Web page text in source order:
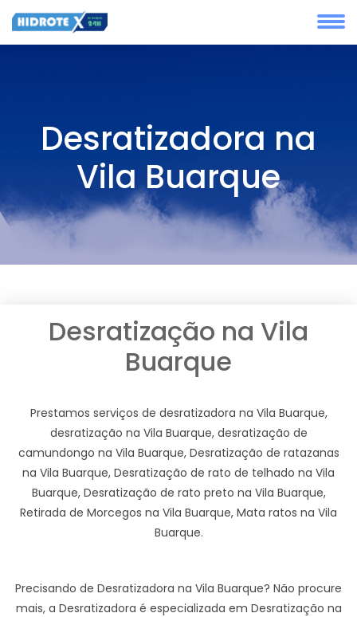
Desratizadora na
Vila Buarque
Desratização na Vila
Buarque
Prestamos serviços de desratizadora na Vila Buarque,
desratização na Vila Buarque, desratização de
camundongo na Vila Buarque, Desratização de ratazanas
na Vila Buarque, Desratização de rato de telhado na Vila
Buarque, Desratização de rato preto na Vila Buarque,
Retirada de Morcegos na Vila Buarque, Mata ratos na Vila
Buarque.
Precisando de Desratizadora na Vila Buarque? Não procure
mais, a Desratizadora é especializada em Desratização na